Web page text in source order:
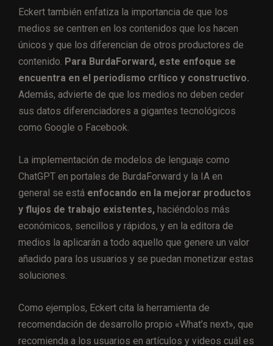
Eckert también enfatiza la importancia de que los
medios se centren en los contenidos que los hacen
únicos y que los diferencian de otros productores de
contenido. Para BurdaForward, este enfoque se
encuentra en el periodismo crítico y constructivo.
Además, advierte de que los medios no deben ceder
sus datos diferenciadores a gigantes tecnológicos
como Google o Facebook.
La implementación de modelos de lenguaje como
ChatGPT en portales de BurdaForward y la IA en
general se está enfocando en la mejorar productos
y flujos de trabajo existentes, haciéndolos más
económicos, sencillos y rápidos, y en la editora de
medios la aplicarán a todo aquello que genere un valor
añadido para los usuarios y se puedan monetizar estas
soluciones.
Como ejemplos, Eckert cita la herramienta de
recomendación de desarrollo propio «What’s next», que
recomienda a los usuarios en artículos y videos cuál es